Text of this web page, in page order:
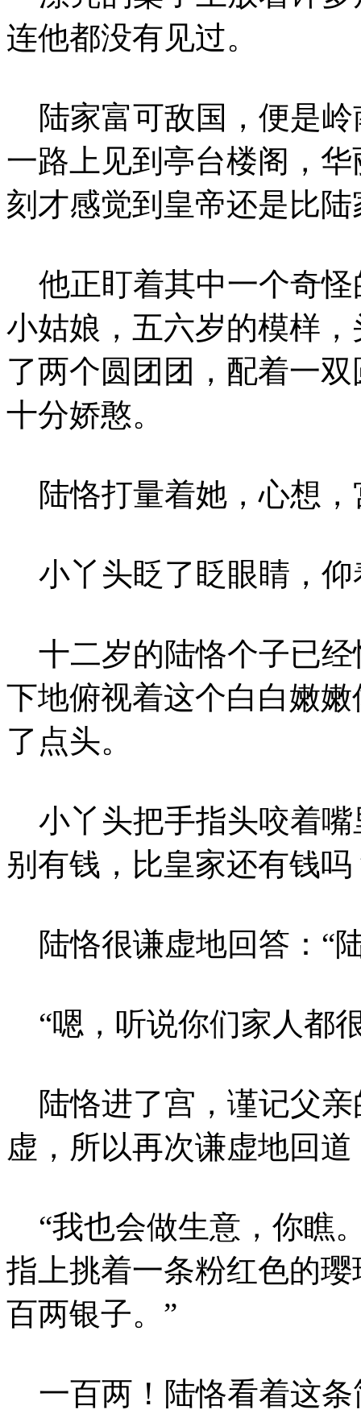
连他都没有见过。
陆家富可敌国，便是岭
一路上见到亭台楼阁，
刻才感觉到皇帝还是比
他正盯着其中一个奇怪
小姑娘，五六岁的模样
了两个圆团团，配着一
十分娇憨。
陆恪打量着她，心想，
小丫头眨了眨眼睛，仰
十二岁的陆恪个子已经
下地俯视着这个白白嫩
了点头。
小丫头把手指头咬着嘴
别有钱，比皇家还有钱吗
陆恪很谦虚地回答：“
“嗯，听说你们家人都
陆恪进了宫，谨记父亲
虚，所以再次谦虚地回道
“我也会做生意，你瞧
指上挑着一条粉红色的
百两银子。”
一百两！陆恪看着这条